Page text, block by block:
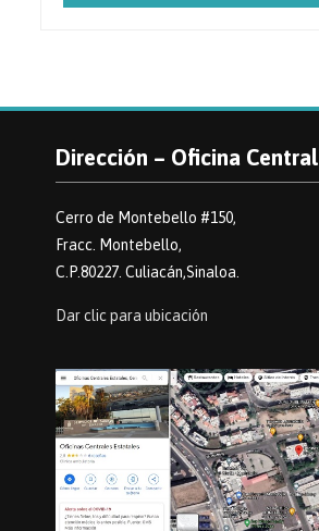
Dirección – Oficina Central
Cerro de Montebello #150,
Fracc. Montebello,
C.P.80227. Culiacán,Sinaloa.
Dar clic para ubicación